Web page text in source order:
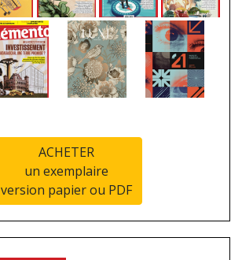
ACHETER
un exemplaire
version papier ou PDF